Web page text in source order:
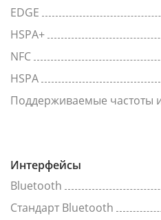
EDGE
HSPA+
NFC
HSPA
Поддерживаемые частоты
Интерфейсы
Bluetooth
Стандарт Bluetooth